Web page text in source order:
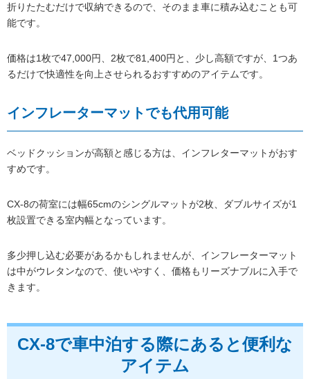
折りたたむだけで収納できるので、そのまま車に積み込むことも可
能です。
価格は1枚で47,000円、2枚で81,400円と、少し高額ですが、1つあ
るだけで快適性を向上させられるおすすめのアイテムです。
インフレーターマットでも代用可能
ベッドクッションが高額と感じる方は、インフレターマットがおす
すめです。
CX-8の荷室には幅65cmのシングルマットが2枚、ダブルサイズが1
枚設置できる室内幅となっています。
多少押し込む必要があるかもしれませんが、インフレーターマット
は中がウレタンなので、使いやすく、価格もリーズナブルに入手で
きます。
CX-8で車中泊する際にあると便利な
アイテム